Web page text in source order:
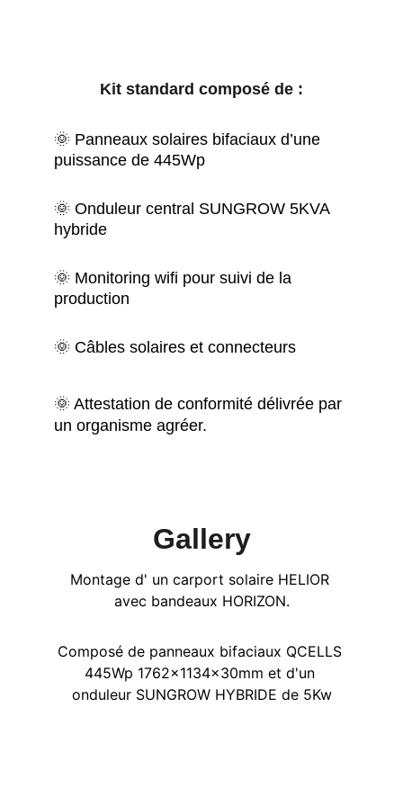
Kit standard composé de :
🌞 Panneaux solaires bifaciaux d’une
puissance de 445Wp
🌞 Onduleur central SUNGROW 5KVA
hybride
🌞 Monitoring wifi pour suivi de la
production
🌞 Câbles solaires et connecteurs
🌞 Attestation de conformité délivrée par
un organisme agréer.
Gallery
Montage d' un carport solaire HELIOR
avec bandeaux HORIZON.
Composé de panneaux bifaciaux QCELLS
445Wp 1762x1134x30mm et d'un
onduleur SUNGROW HYBRIDE de 5Kw